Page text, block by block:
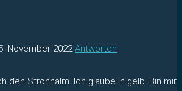
November 2022 Antworten
den Strohhalm. Ich glaube in gelb. Bin mir